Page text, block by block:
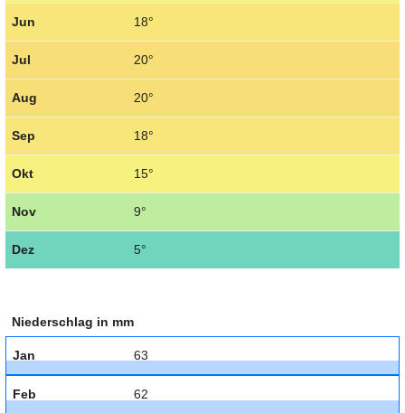
Jun 18°
Jul 20°
Aug 20°
Sep 18°
Okt 15°
Nov 9°
Dez 5°
Niederschlag in mm
Jan 63
Feb 62